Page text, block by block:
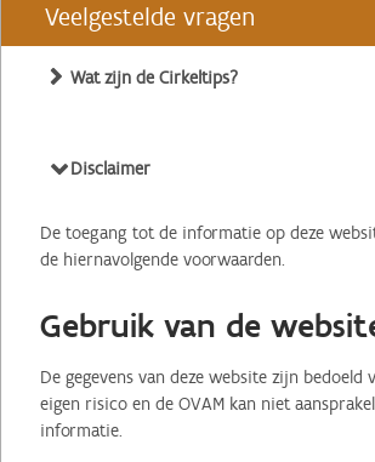
Veelgestelde vragen
Wat zijn de Cirkeltips?
Disclaimer
De toegang tot de informatie op deze
de hiernavolgende voorwaarden.
Gebruik van de
De gegevens van deze website zijn
eigen risico en de OVAM kan niet
informatie.